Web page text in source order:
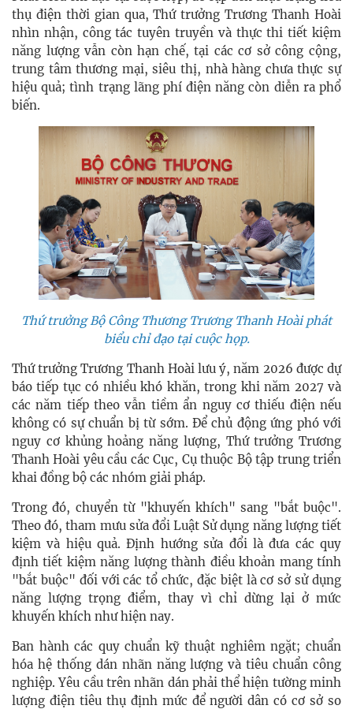
thụ điện thời gian qua, Thứ trưởng Trương Thanh Hoài
nhìn nhận, công tác tuyên truyền và thực thi tiết kiệm
năng lượng vẫn còn hạn chế, tại các cơ sở công cộng,
trung tâm thương mại, siêu thị, nhà hàng chưa thực sự
hiệu quả; tình trạng lãng phí điện năng còn diễn ra phổ
biến.
Thứ trưởng Bộ Công Thương Trương Thanh Hoài phát
biểu chỉ đạo tại cuộc họp.
Thứ trưởng Trương Thanh Hoài lưu ý, năm 2026 được dự
báo tiếp tục có nhiều khó khăn, trong khi năm 2027 và
các năm tiếp theo vẫn tiềm ẩn nguy cơ thiếu điện nếu
không có sự chuẩn bị từ sớm. Để chủ động ứng phó với
nguy cơ khủng hoảng năng lượng, Thứ trưởng Trương
Thanh Hoài yêu cầu các Cục, Cụ thuộc Bộ tập trung triển
khai đồng bộ các nhóm giải pháp.
Trong đó, chuyển từ "khuyến khích" sang "bắt buộc".
Theo đó, tham mưu sửa đổi Luật Sử dụng năng lượng tiết
kiệm và hiệu quả. Định hướng sửa đổi là đưa các quy
định tiết kiệm năng lượng thành điều khoản mang tính
"bắt buộc" đối với các tổ chức, đặc biệt là cơ sở sử dụng
năng lượng trọng điểm, thay vì chỉ dừng lại ở mức
khuyến khích như hiện nay.
Ban hành các quy chuẩn kỹ thuật nghiêm ngặt; chuẩn
hóa hệ thống dán nhãn năng lượng và tiêu chuẩn công
nghiệp. Yêu cầu trên nhãn dán phải thể hiện tường minh
lượng điện tiêu thụ định mức để người dân có cơ sở so